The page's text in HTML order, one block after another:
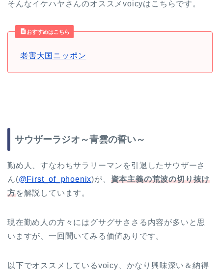
そんなイケハヤさんのオススメvoicyはこちらです。
おすすめはこちら
老害大国ニッポン
サウザーラジオ～青雲の誓い～
勤め人、すなわちサラリーマンを引退したサウザーさ
ん(@First_of_phoenix)が、 資本主義の荒波の切り抜け
方を解説しています。
現在勤め人の方々にはグサグサささる内容が多いと思
いますが、一回聞いてみる価値ありです。
以下でオススメしているvoicy、かなり興味深い＆納得